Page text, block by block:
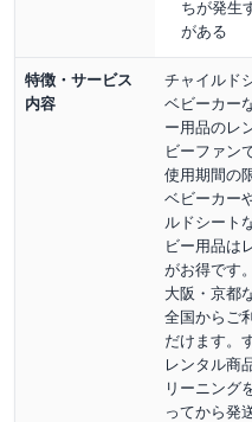
ちが発生
がある
特徴・サービス
内容
チャイルド
ベビーカー
ー用品のレ
ビーファン
使用期間の
ベビーカー
ルドシート
ビー用品は
がお得です
大阪・京都
全国からご
だけます。
レンタル商
リーニング
ってから発